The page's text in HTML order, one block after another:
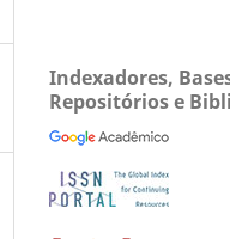
Indexadores,
Repositórios e